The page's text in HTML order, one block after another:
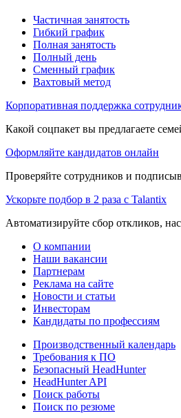
Частичная занятость
Гибкий график
Полная занятость
Полный день
Сменный график
Вахтовый метод
Корпоративная поддержка
Какой соцпакет вы предлагаете
Оформляйте кандидатов онлайн
Проверяйте сотрудников и
Ускорьте подбор в 2 раза с Talantix
Автоматизируйте сбор откликов,
О компании
Наши вакансии
Партнерам
Реклама на сайте
Новости и статьи
Инвесторам
Кандидаты по профессиям
Производственный календарь
Требования к ПО
Безопасный HeadHunter
HeadHunter API
Поиск работы
Поиск по резюме